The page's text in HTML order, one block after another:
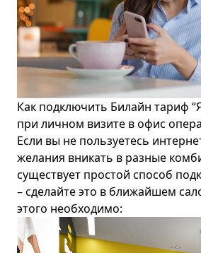
Как подключить Билайн тариф
при личном визите в офис
Если вы не пользуетесь
желания вникать в разные
существует простой способ
– сделайте это в ближайшем
этого необходимо: